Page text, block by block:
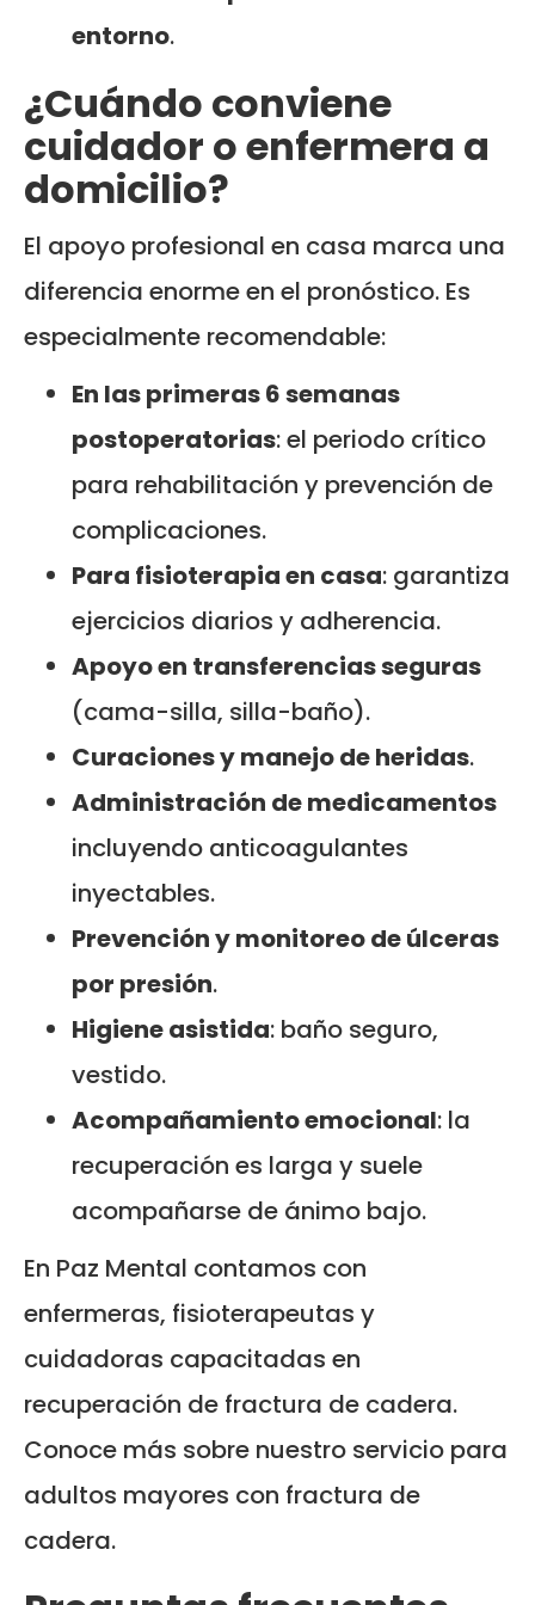
entorno.
¿Cuándo conviene
cuidador o enfermera a
domicilio?
El apoyo profesional en casa marca una
diferencia enorme en el pronóstico. Es
especialmente recomendable:
En las primeras 6 semanas
postoperatorias: el periodo crítico
para rehabilitación y prevención de
complicaciones.
Para fisioterapia en casa: garantiza
ejercicios diarios y adherencia.
Apoyo en transferencias seguras
(cama-silla, silla-baño).
Curaciones y manejo de heridas.
Administración de medicamentos
incluyendo anticoagulantes
inyectables.
Prevención y monitoreo de úlceras
por presión.
Higiene asistida: baño seguro,
vestido.
Acompañamiento emocional: la
recuperación es larga y suele
acompañarse de ánimo bajo.
En Paz Mental contamos con
enfermeras, fisioterapeutas y
cuidadoras capacitadas en
recuperación de fractura de cadera.
Conoce más sobre nuestro servicio para
adultos mayores con fractura de
cadera.